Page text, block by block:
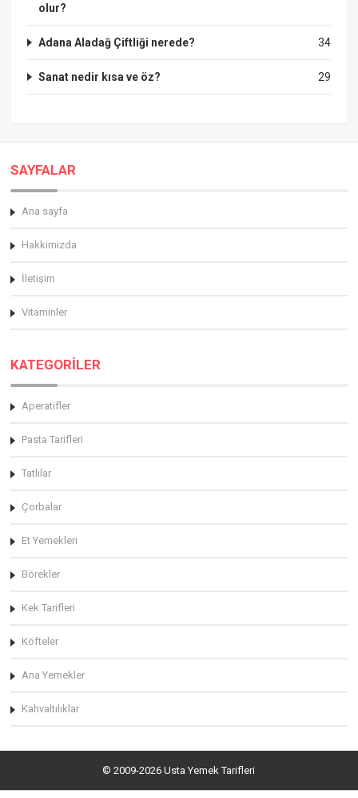
olur?
34
Adana Aladağ Çiftliği nerede?
29
Sanat nedir kısa ve öz?
SAYFALAR
Ana sayfa
Hakkimizda
İletişim
Vitaminler
KATEGORİLER
Aperatifler
Pasta Tarifleri
Tatlılar
Çorbalar
Et Yemekleri
Börekler
Kek Tarifleri
Köfteler
Ana Yemekler
Kahvaltılıklar
© 2009-2026 Usta Yemek Tarifleri